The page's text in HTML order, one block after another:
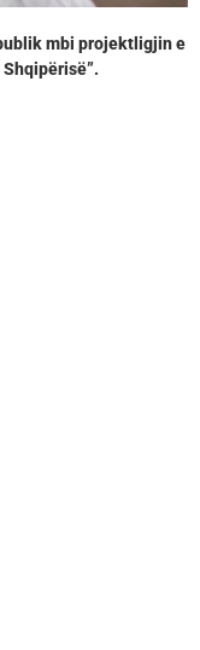
mbi projektligjin e